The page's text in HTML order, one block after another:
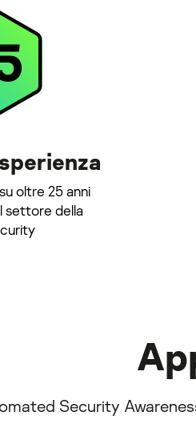
oltre 25 anni
settore della
Security